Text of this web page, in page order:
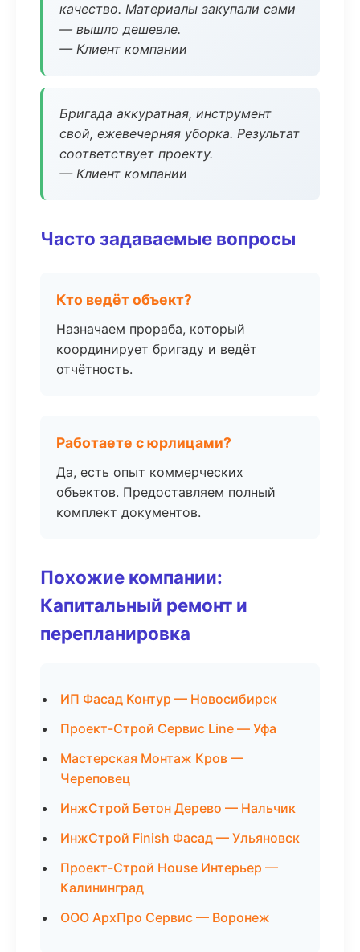
качество. Материалы закупали сами
— вышло дешевле.
— Клиент компании
Бригада аккуратная, инструмент
свой, ежевечерняя уборка. Результат
соответствует проекту.
— Клиент компании
Часто задаваемые вопросы
Кто ведёт объект?
Назначаем прораба, который
координирует бригаду и ведёт
отчётность.
Работаете с юрлицами?
Да, есть опыт коммерческих
объектов. Предоставляем полный
комплект документов.
Похожие компании:
Капитальный ремонт и
перепланировка
ИП Фасад Контур — Новосибирск
Проект-Строй Сервис Line — Уфа
Мастерская Монтаж Кров —
Череповец
ИнжСтрой Бетон Дерево — Нальчик
ИнжСтрой Finish Фасад — Ульяновск
Проект-Строй House Интерьер —
Калининград
ООО АрхПро Сервис — Воронеж